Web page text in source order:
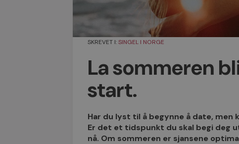
SKREVET I:SINGEL I NORGE
La sommeren
start.
Har du lyst til å begynne å date, men
Er det et tidspunkt du skal begi deg
nå. Om sommeren er sjansene